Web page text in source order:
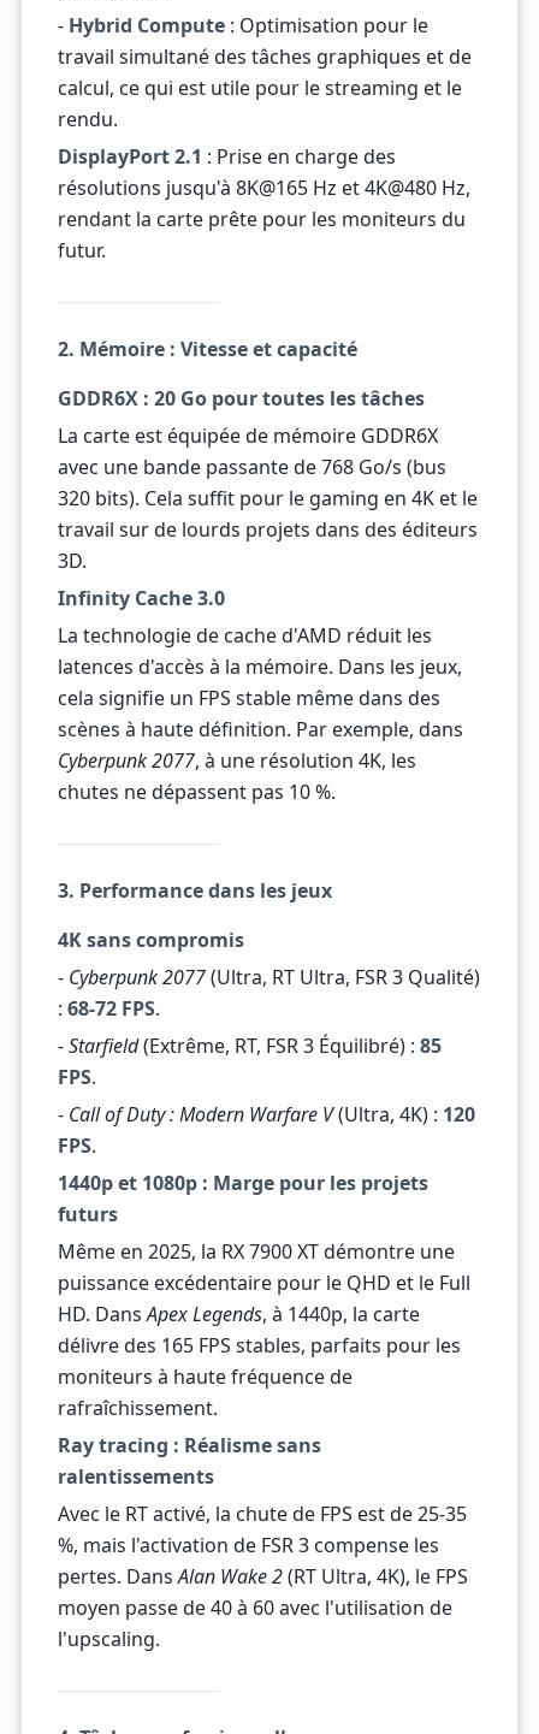
- Hybrid Compute: Optimisation pour le
travail simultané des tâches graphiques et de
calcul, ce qui est utile pour le streaming et le
rendu.
DisplayPort 2.1 : Prise en charge des
résolutions jusqu'à 8K@165 Hz et 4K@480 Hz,
rendant la carte prête pour les moniteurs du
futur.
2. Mémoire : Vitesse et capacité
GDDR6X : 20 Go pour toutes les tâches
La carte est équipée de mémoire GDDR6X
avec une bande passante de 768 Go/s (bus
320 bits). Cela suffit pour le gaming en 4K et le
travail sur de lourds projets dans des éditeurs
3D.
Infinity Cache 3.0
La technologie de cache d'AMD réduit les
latences d'accès à la mémoire. Dans les jeux,
cela signifie un FPS stable même dans des
scènes à haute définition. Par exemple, dans
Cyberpunk 2077, à une résolution 4K, les
chutes ne dépassent pas 10 %.
3. Performance dans les jeux
4K sans compromis
- Cyberpunk 2077(Ultra, RT Ultra, FSR 3 Qualité)
: 68-72 FPS.
-Starfield(Extrême, RT, FSR 3 Équilibré) : 85
FPS.
- Call of Duty : Modern Warfare V(Ultra, 4K) : 120
FPS.
1440p et 1080p : Marge pour les projets
futurs
Même en 2025, la RX 7900 XT démontre une
puissance excédentaire pour le QHD et le Full
HD. DansApex Legends, à 1440p, la carte
délivre des 165 FPS stables, parfaits pour les
moniteurs à haute fréquence de
rafraîchissement.
Ray tracing : Réalisme sans
ralentissements
Avec le RT activé, la chute de FPS est de 25-35
%, mais l'activation de FSR 3 compense les
pertes. DansAlan Wake 2(RT Ultra, 4K), le FPS
moyen passe de 40 à 60 avec l'utilisation de
l'upscaling.